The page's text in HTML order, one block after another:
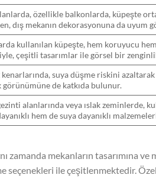
özellikle balkonlarda, küpeşte
dış mekanın dekorasyonuna da uyum
kullanılan küpeşte, hem koruyucu
çeşitli tasarımlar ile görsel bir
suya düşme riskini azaltarak
görünümüne de katkıda bulunur.
alanlarında veya ıslak zeminlerde,
hem de suya dayanıklı
zamanda mekanların tasarımına
seçenekleri ile çeşitlenmektedir.